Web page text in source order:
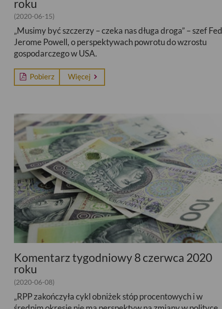
roku
(2020-06-15)
„Musimy być szczerzy – czeka nas długa droga” – szef Fed
Jerome Powell, o perspektywach powrotu do wzrostu
gospodarczego w USA.
Pobierz Więcej
Komentarz tygodniowy 8 czerwca 2020
roku
(2020-06-08)
„RPP zakończyła cykl obniżek stóp procentowych i w